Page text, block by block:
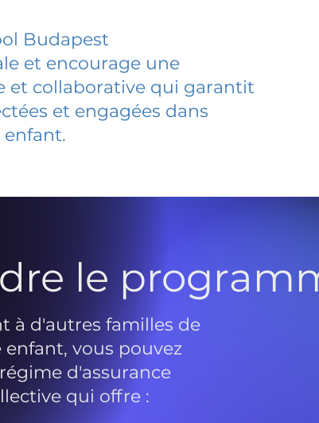
Budapest
et encourage une
et collaborative qui garantit
et engagées dans
enfant.
le
à d'autres familles de
enfant, vous pouvez
d'assurance
qui offre :